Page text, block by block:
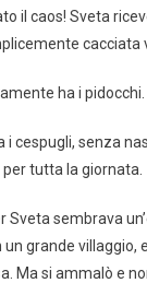
il caos! Sveta
cacciata
ha i
i cespugli, senza
per tutta la giornata.
Sveta sembrava
grande villaggio,
Ma si ammalò e